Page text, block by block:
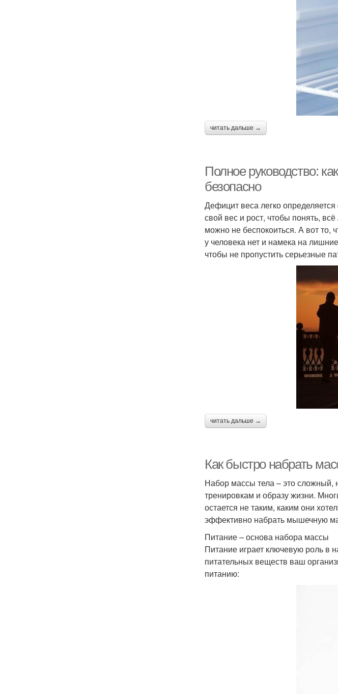
читать дальше →
Полное руководство:
безопасно
Дефицит веса легко
свой вес и рост, чтобы понять,
можно не беспокоиться. А вот то,
у человека нет и намека на
чтобы не пропустить серьезные
читать дальше →
Как быстро набрать
Набор массы тела – это сложный,
тренировкам и образу жизни.
остается не таким, каким они
эффективно набрать мышечную
Питание – основа набора массы
Питание играет ключевую роль в
питательных веществ ваш
питанию: